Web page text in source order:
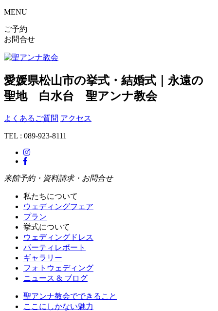
MENU
ご予約
お問合せ
愛媛県松山市の挙式・結婚式｜永遠の
聖地 白水台 聖アンナ教会
よくあるご質問 アクセス
TEL : 089-923-8111
来館予約・資料請求・お問合せ
私たちについて
ウェディングフェア
プラン
挙式について
ウェディングドレス
パーティレポート
ギャラリー
フォトウェディング
ニュース & ブログ
聖アンナ教会でできること
ここにしかない魅力